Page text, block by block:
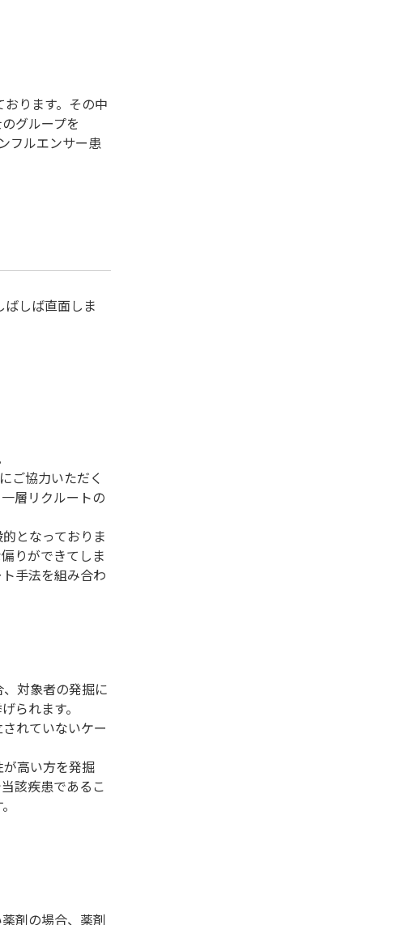
ります。その中
グループを
フルエンサー患
しば直面しま
ご協力いただく
層リクルートの
となっておりま
りができてしま
手法を組み合わ
対象者の発掘に
られます。
れていないケー
高い方を発掘
該疾患であるこ
剤の場合、薬剤